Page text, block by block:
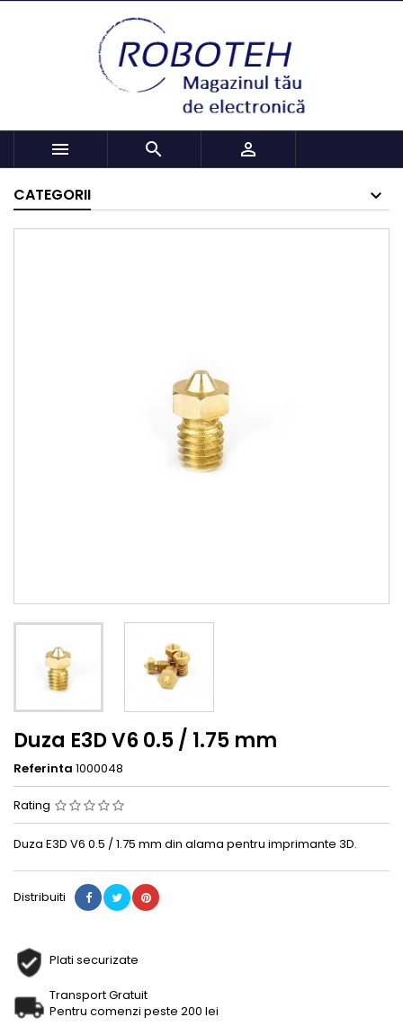
  
CATEGORII
Duza E3D V6 0.5 / 1.75 mm
Referinta 1000048
Rating
Duza E3D V6 0.5 / 1.75 mm din alama pentru imprimante 3D.
Distribuiti
Plati securizate
Transport Gratuit
Pentru comenzi peste 200 lei